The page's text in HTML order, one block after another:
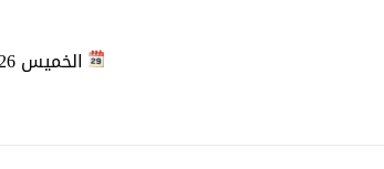
الخميس 2026-08-06